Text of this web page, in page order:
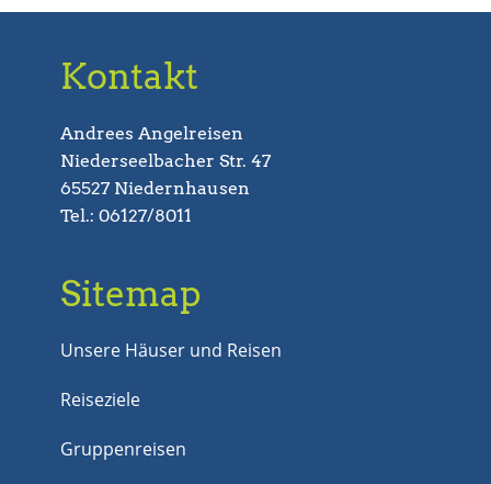
Kontakt
Andrees Angelreisen
Niederseelbacher Str. 47
65527 Niedernhausen
Tel.: 06127/8011
Sitemap
Unsere Häuser und Reisen
Reiseziele
Gruppenreisen